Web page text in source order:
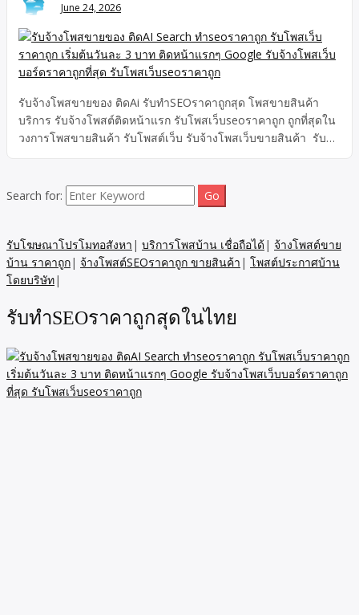
June 24, 2026
รับจ้างโพสขายของ ติดAi รับทำSEOราคาถูกสุด โพสขายสินค้า
บริการ รับจ้างโพสต์ติดหน้าแรก รับโพสเว็บseoราคาถูก ถูกที่สุดใน
วงการโพสขายสินค้า รับโพสต์เว็บ รับจ้างโพสเว็บขายสินค้า รับโพ
เว็บseoราคาถูก ประสบการณ์กว่า 20 ปี รับประกันติดGoolge100%
รับโปรโมทสินค้าราคาถูก รับจ้างโพสต์ติดหน้าแรกกูเกิล และ AI
ผลยินดีคืนเงิน ที่นี่ทีเดียว ติดหน้าแรกเร็วสุดใน7วัน
Search for:
รับโฆษณาโปรโมทอสังหา | บริการโพสบ้าน เชื่อถือได้| จ้างโพสต์ขาย
บ้าน ราคาถูก| จ้างโพสต์SEOราคาถูก ขายสินค้า | โพสต์ประกาศบ้าน
โดยบริษัท|
รับทำSEOราคาถูกสุดในไทย